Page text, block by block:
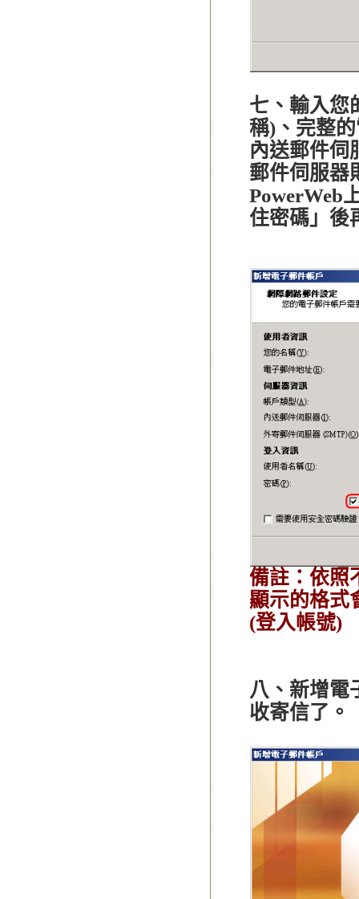
七、輸入您
稱)、完整
內送郵件伺
郵件伺服器
PowerWeb
住密碼」後
備註：依照
顯示的格式
(登入帳號)
八、新增電
收寄信了。